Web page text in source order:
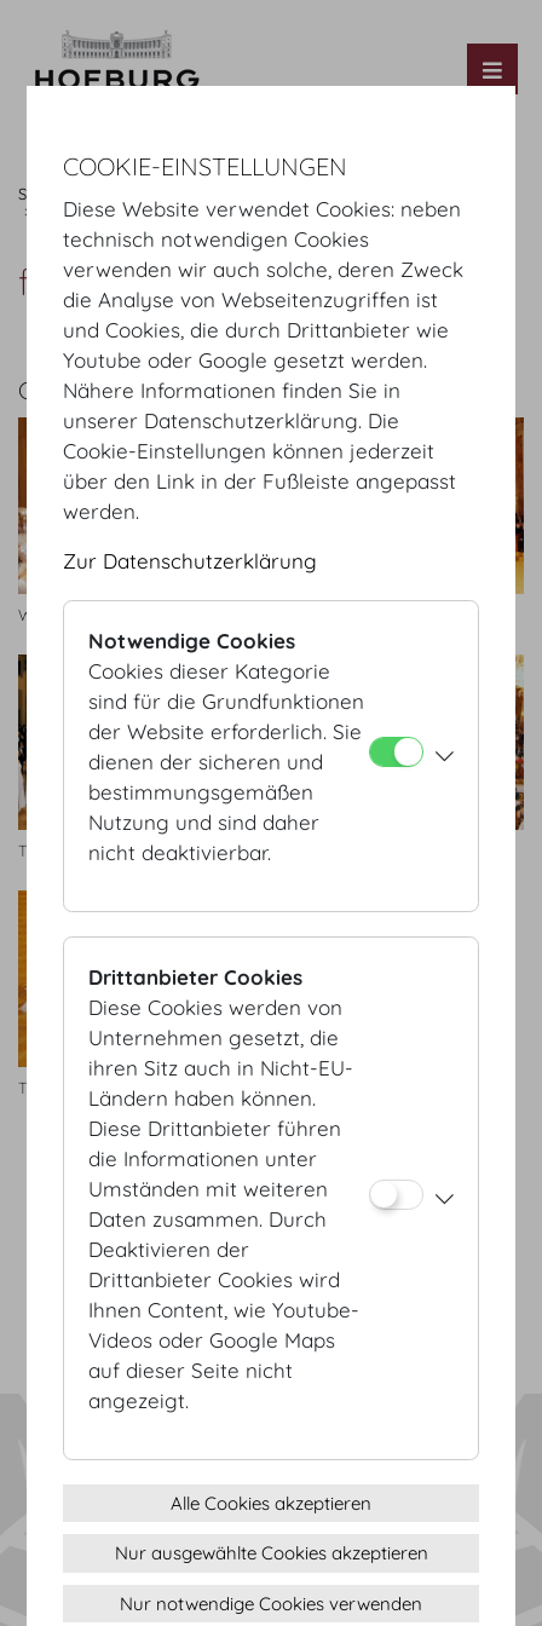
Startseite
fotomeile.eu
fotomeile.eu
GALERIE
Wiener Ärzteball
TU Ball
TU Ball
AGB
Datenschutz
Impressum
Sitemap
(c) 2026 Hofburg Vienna, Heldenplatz, 1010 Wien
Cookie Einstellungen
COOKIE-EINSTELLUNGEN
Diese Website verwendet Cookies: neben
technisch notwendigen Cookies
verwenden wir auch solche, deren Zweck
die Analyse von Webseitenzugriffen ist
und Cookies, die durch Drittanbieter wie
Youtube oder Google gesetzt werden.
Nähere Informationen finden Sie in
unserer Datenschutzerklärung. Die
Cookie-Einstellungen können jederzeit
über den Link in der Fußleiste angepasst
werden.
Zur Datenschutzerklärung
Notwendige Cookies
Cookies dieser Kategorie
sind für die Grundfunktionen
der Website erforderlich. Sie
dienen der sicheren und
bestimmungsgemäßen
Nutzung und sind daher
nicht deaktivierbar.
Drittanbieter Cookies
Diese Cookies werden von
Unternehmen gesetzt, die
ihren Sitz auch in Nicht-EU-
Ländern haben können.
Diese Drittanbieter führen
die Informationen unter
Umständen mit weiteren
Daten zusammen. Durch
Deaktivieren der
Drittanbieter Cookies wird
Ihnen Content, wie Youtube-
Videos oder Google Maps
auf dieser Seite nicht
angezeigt.
Alle Cookies akzeptieren
Nur ausgewählte Cookies akzeptieren
Nur notwendige Cookies verwenden